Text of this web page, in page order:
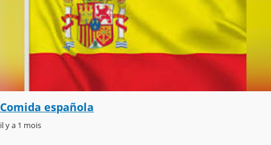
Comida española
il y a 1 mois